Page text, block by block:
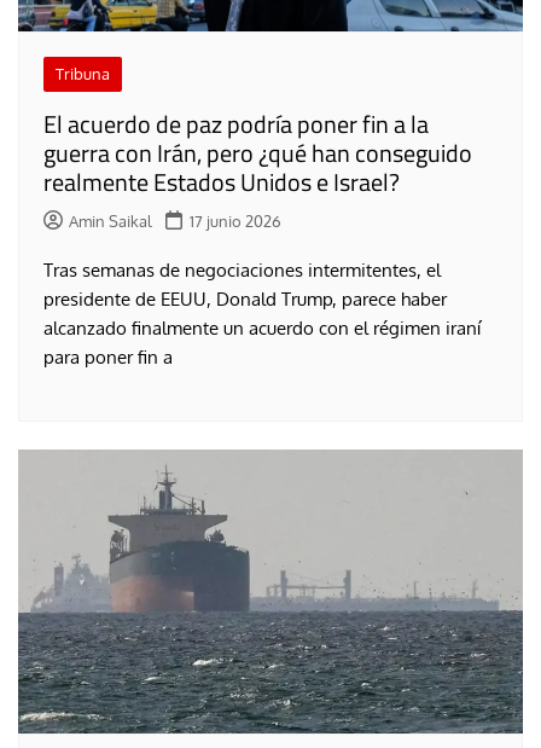
Tribuna
El acuerdo de paz podría poner fin a la
guerra con Irán, pero ¿qué han conseguido
realmente Estados Unidos e Israel?
Amin Saikal 17 junio 2026
Tras semanas de negociaciones intermitentes, el
presidente de EEUU, Donald Trump, parece haber
alcanzado finalmente un acuerdo con el régimen iraní
para poner fin a